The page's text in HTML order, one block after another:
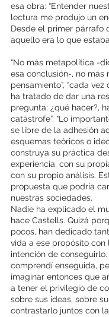
esa obra: “Entender
lectura me produjo un
Desde el primer párrafo
aquello era lo que
“No más metapolítica -
esa conclusión-, no más
pensamiento”, “cada
ha tratado de dar una
pregunta: ¿qué hacer?,
catástrofe”. “Lo
se libre de la adhesión
esquemas teóricos o
construya su práctica
experiencia, con su
con su propio análisis.
propuesta que podría
nuestras sociedades.
Nadie ha explicado el
hace Castells. Quizá
pocos, han dedicado
vida a ese propósito con
intención de conseguirlo.
comprendí enseguida,
imaginar entonces que
a tener el privilegio de
sobre sus ideas, sobre
contrastarlo juntos con